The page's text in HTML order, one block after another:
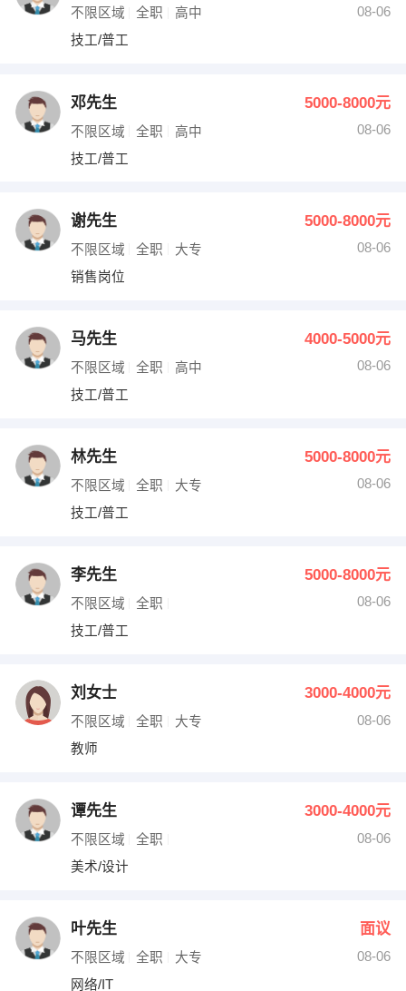
不限区域 全职 高中
08-06
技工/普工
邓先生 5000-8000元
不限区域 全职 高中
08-06
技工/普工
谢先生 5000-8000元
不限区域 全职 大专
08-06
销售岗位
马先生 4000-5000元
不限区域 全职 高中
08-06
技工/普工
林先生 5000-8000元
不限区域 全职 大专
08-06
技工/普工
李先生 5000-8000元
不限区域 全职
08-06
技工/普工
刘女士 3000-4000元
不限区域 全职 大专
08-06
教师
谭先生 3000-4000元
不限区域 全职
08-06
美术/设计
叶先生 面议
不限区域 全职 大专
08-06
网络/IT